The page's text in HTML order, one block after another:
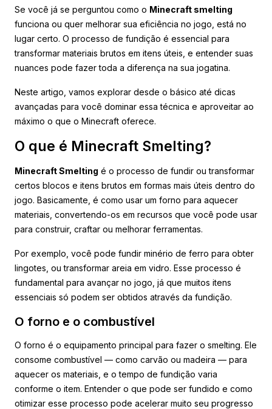
Se você já se perguntou como o Minecraft smelting
funciona ou quer melhorar sua eficiência no jogo, está no
lugar certo. O processo de fundição é essencial para
transformar materiais brutos em itens úteis, e entender suas
nuances pode fazer toda a diferença na sua jogatina.
Neste artigo, vamos explorar desde o básico até dicas
avançadas para você dominar essa técnica e aproveitar ao
máximo o que o Minecraft oferece.
O que é Minecraft Smelting?
Minecraft Smelting é o processo de fundir ou transformar
certos blocos e itens brutos em formas mais úteis dentro do
jogo. Basicamente, é como usar um forno para aquecer
materiais, convertendo-os em recursos que você pode usar
para construir, craftar ou melhorar ferramentas.
Por exemplo, você pode fundir minério de ferro para obter
lingotes, ou transformar areia em vidro. Esse processo é
fundamental para avançar no jogo, já que muitos itens
essenciais só podem ser obtidos através da fundição.
O forno e o combustível
O forno é o equipamento principal para fazer o smelting. Ele
consome combustível — como carvão ou madeira — para
aquecer os materiais, e o tempo de fundição varia
conforme o item. Entender o que pode ser fundido e como
otimizar esse processo pode acelerar muito seu progresso